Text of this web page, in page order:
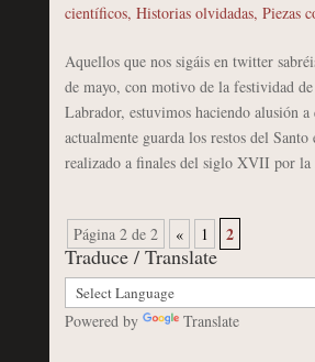
científicos, Historias olvidadas, Piezas
Aquellos que nos sigáis en twitter
de mayo, con motivo de la festividad
Labrador, estuvimos haciendo alusión a
actualmente guarda los restos del Santo
realizado a finales del siglo XVII por la
Página 2 de 2 « 1 2
Traduce / Translate
Powered by Translate